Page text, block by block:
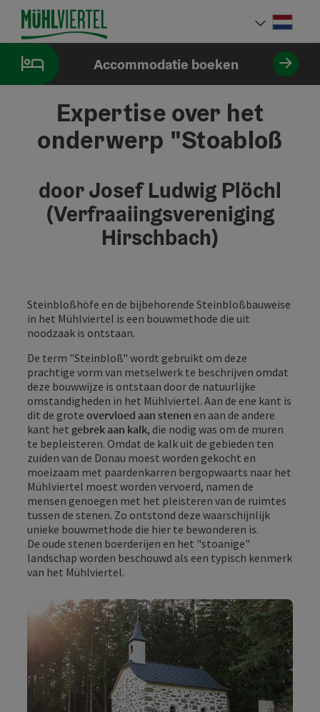
InhoudAccesskey
[0]
NavigatieAccesskey
[1]
PaginabeginAccesskey
[2]
Accommodatie boeken
Expertise over het
onderwerp "Stoabloß
door Josef Ludwig Plöchl
(Verfraaiingsvereniging
Hirschbach)
Steinbloßhöfe en de bijbehorende Steinbloßbauweise
in het Mühlviertel is een bouwmethode die uit
noodzaak is ontstaan.
De term "Steinbloß" wordt gebruikt om deze
prachtige vorm van metselwerk te beschrijven omdat
deze bouwwijze is ontstaan door de natuurlijke
omstandigheden in het Mühlviertel. Aan de ene kant is
dit de grote overvloed aan stenen en aan de andere
kant het gebrek aan kalk, die nodig was om de muren
te bepleisteren. Omdat de kalk uit de gebieden ten
zuiden van de Donau moest worden gekocht en
moeizaam met paardenkarren bergopwaarts naar het
Mühlviertel moest worden vervoerd, namen de
mensen genoegen met het pleisteren van de ruimtes
tussen de stenen. Zo ontstond deze waarschijnlijk
unieke bouwmethode die hier te bewonderen is.
De oude stenen boerderijen en het "stoanige"
landschap worden beschouwd als een typisch kenmerk
van het Mühlviertel.